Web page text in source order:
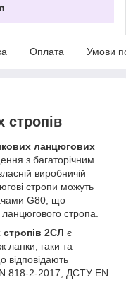
Оплата Умови
стропів
ланцюгових
з багаторічним
виробничій
стропи можуть
G80, що
стропа.
2СЛ є
ланки, гаки та
відповідають
818-2-2017, ДСТУ EN